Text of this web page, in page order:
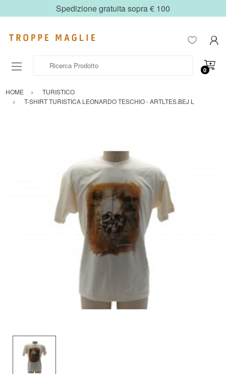
Spedizione gratuita sopra € 100
0
HOME
TURISTICO
T-SHIRT TURISTICA LEONARDO TESCHIO - ARTLTES.BEJ L